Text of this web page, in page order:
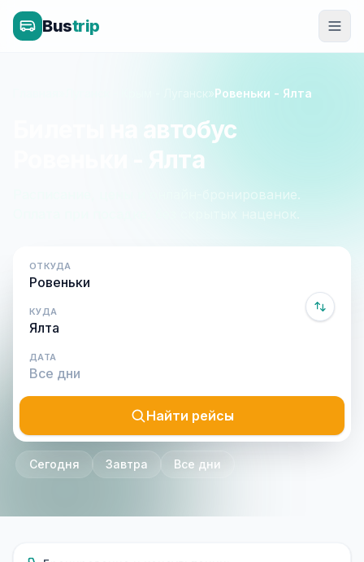
Bustrip
»Ровеньки - Ялта
Билеты на автобус
Ровеньки - Ялта
Расписание, цены и онлайн-бронирование.
Оплата при посадке, без скрытых наценок.
ОТКУДА
КУДА
ДАТА
Найти рейсы
Сегодня Завтра Все дни